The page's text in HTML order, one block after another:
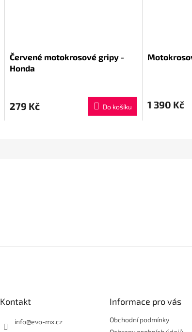
Červené motokrosové gripy -
Honda
279 Kč Do košíku 1 390 Kč
Kontakt
info@evo-mx.cz
Informace pro vás
Obchodní podmínky